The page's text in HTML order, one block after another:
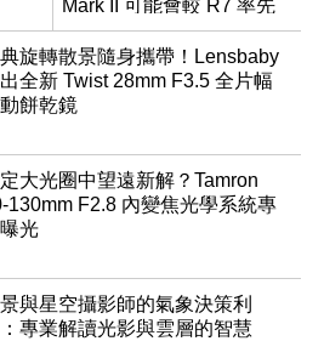
Mark II 可能會較 R7 率先
推出
旋轉散景隨身攜帶！Lensbaby
全新 Twist 28mm F3.5 全片幅
餅乾鏡
大光圈中望遠新解？Tamron
130mm F2.8 內變焦光學系統專
光
與星空攝影師的氣象決策利
專業解讀光影與雲層的智慧